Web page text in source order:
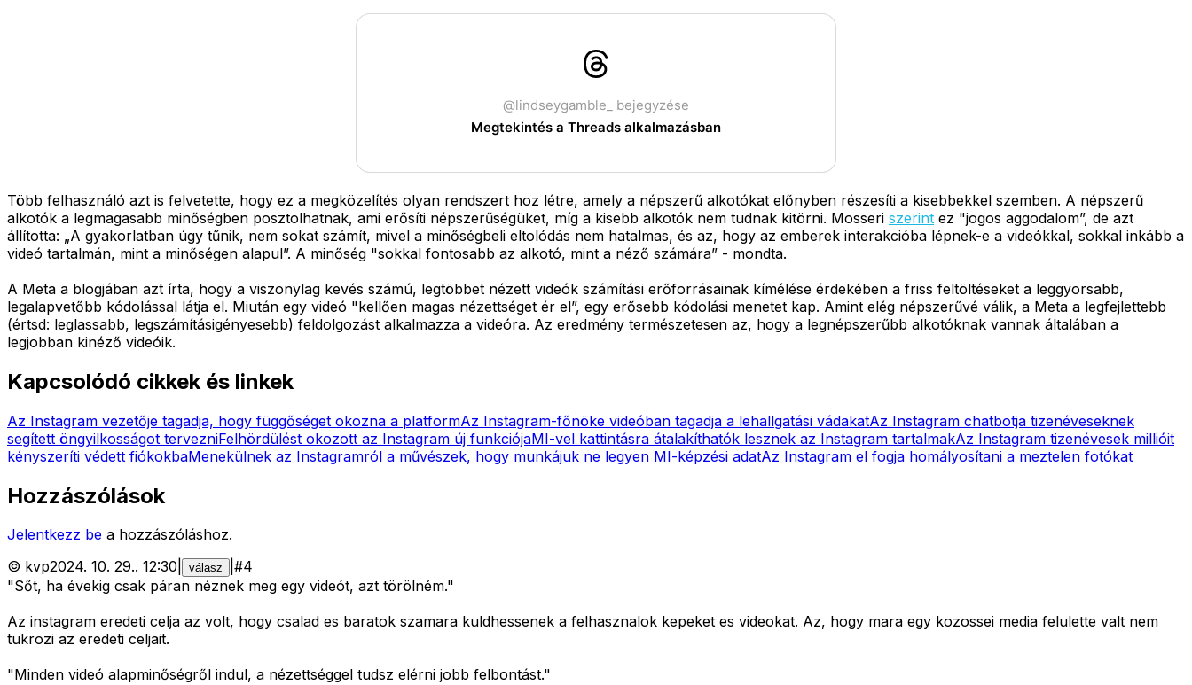
@lindseygamble_ bejegyzése
Megtekintés a Threads alkalmazásban
Több felhasználó azt is felvetette, hogy ez a megközelítés olyan rendszert hoz létre, amely a népszerű alkotókat előnyben részesíti a kisebbekkel szemben. A népszerű
alkotók a legmagasabb minőségben posztolhatnak, ami erősíti népszerűségüket, míg a kisebb alkotók nem tudnak kitörni. Mosseri szerint ez "jogos aggodalom”, de azt
állította: „A gyakorlatban úgy tűnik, nem sokat számít, mivel a minőségbeli eltolódás nem hatalmas, és az, hogy az emberek interakcióba lépnek-e a videókkal, sokkal inkább a
videó tartalmán, mint a minőségen alapul”. A minőség "sokkal fontosabb az alkotó, mint a néző számára” - mondta.
A Meta a blogjában azt írta, hogy a viszonylag kevés számú, legtöbbet nézett videók számítási erőforrásainak kímélése érdekében a friss feltöltéseket a leggyorsabb,
legalapvetőbb kódolással látja el. Miután egy videó "kellően magas nézettséget ér el”, egy erősebb kódolási menetet kap. Amint elég népszerűvé válik, a Meta a legfejlettebb
(értsd: leglassabb, legszámításigényesebb) feldolgozást alkalmazza a videóra. Az eredmény természetesen az, hogy a legnépszerűbb alkotóknak vannak általában a
legjobban kinéző videóik.
Kapcsolódó cikkek és linkek
Az Instagram vezetője tagadja, hogy függőséget okozna a platformAz Instagram-főnöke videóban tagadja a lehallgatási vádakatAz Instagram chatbotja tizenéveseknek
segített öngyilkosságot tervezniFelhördülést okozott az Instagram új funkciójaMI-vel kattintásra átalakíthatók lesznek az Instagram tartalmakAz Instagram tizenévesek millióit
kényszeríti védett fiókokbaMenekülnek az Instagramról a művészek, hogy munkájuk ne legyen MI-képzési adatAz Instagram el fogja homályosítani a meztelen fotókat
Hozzászólások
Jelentkezz be a hozzászóláshoz.
© kvp2024. 10. 29.. 12:30 válasz #4
"Sőt, ha évekig csak páran néznek meg egy videót, azt törölném."
Az instagram eredeti celja az volt, hogy csalad es baratok szamara kuldhessenek a felhasznalok kepeket es videokat. Az, hogy mara egy kozossei media felulette valt nem
tukrozi az eredeti celjait.
"Minden videó alapminőségről indul, a nézettséggel tudsz elérni jobb felbontást."